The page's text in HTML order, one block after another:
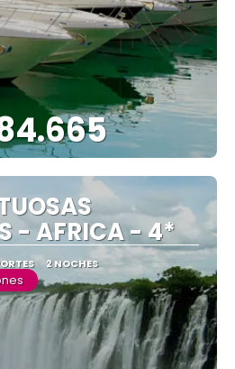
Ver
- AFRICA - 4*
2 NOCHES